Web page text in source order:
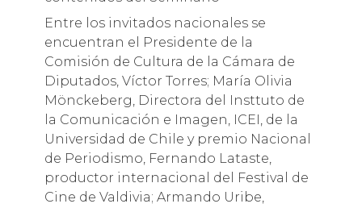
Entre los invitados nacionales se
encuentran el Presidente de la
Comisión de Cultura de la Cámara de
Diputados, Víctor Torres; María Olivia
Mönckeberg, Directora del Insttuto de
la Comunicación e Imagen, ICEI, de la
Universidad de Chile y premio Nacional
de Periodismo, Fernando Lataste,
productor internacional del Festival de
Cine de Valdivia; Armando Uribe,